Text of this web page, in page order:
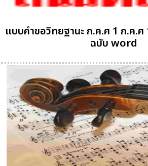
แบบคำขอวิทยฐานะ ก.ค.ศ 1 ก.ค.ศ
ฉบับ word